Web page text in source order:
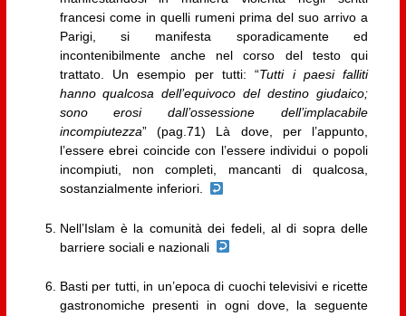
francesi come in quelli rumeni prima del suo arrivo a
Parigi, si manifesta sporadicamente ed
incontenibilmente anche nel corso del testo qui
trattato. Un esempio per tutti: “Tutti i paesi falliti
hanno qualcosa dell’equivoco del destino giudaico;
sono erosi dall’ossessione dell’implacabile
incompiutezza” (pag.71) Là dove, per l’appunto,
l’essere ebrei coincide con l’essere individui o popoli
incompiuti, non completi, mancanti di qualcosa,
sostanzialmente inferiori.
Nell’Islam è la comunità dei fedeli, al di sopra delle
barriere sociali e nazionali
Basti per tutti, in un’epoca di cuochi televisivi e ricette
gastronomiche presenti in ogni dove, la seguente